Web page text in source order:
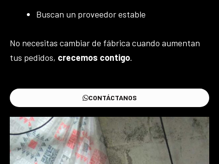
Buscan un proveedor estable
No necesitas cambiar de fábrica cuando aumentan
tus pedidos, crecemos contigo.
CONTÁCTANOS